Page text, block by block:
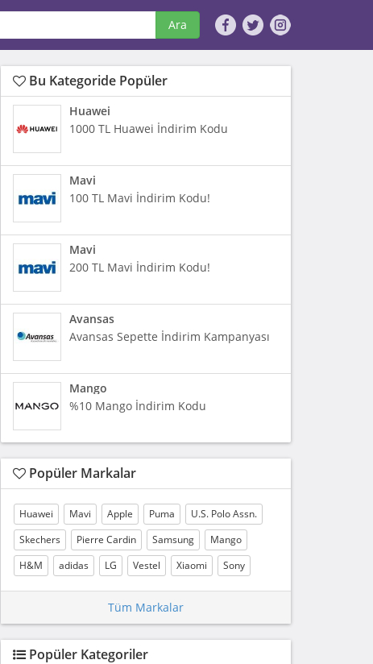
Ara
Bu Kategoride Popüler
Huawei
1000 TL Huawei İndirim Kodu
Mavi
100 TL Mavi İndirim Kodu!
Mavi
200 TL Mavi İndirim Kodu!
Avansas
Avansas Sepette İndirim Kampanyası
Mango
%10 Mango İndirim Kodu
Popüler Markalar
Huawei Mavi Apple Puma
U.S. Polo Assn.
Skechers
Pierre Cardin Samsung
Mango
H&M
adidas LG Vestel Xiaomi Sony
Tüm Markalar
Popüler Kategoriler